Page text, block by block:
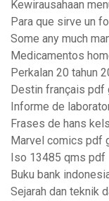
Kewirausahaan
Para que sirve un
Some any much
Medicamentos
Perkalan 20 tahun
Destin français pdf
Informe de
Frases de hans
Marvel comics pdf
Iso 13485 qms pdf
Buku bank
Sejarah dan teknik